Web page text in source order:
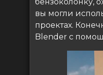
вы могли
проектах.
Blender с